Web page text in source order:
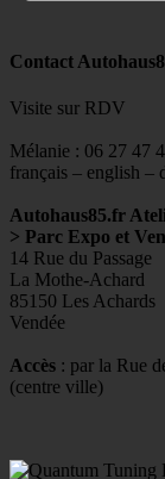
Contact
Visite sur RDV
Mélanie : 06 27 47
français – english –
Autohaus85.fr
> Parc Expo et
14 Rue du Passage
La Mothe-Achard
85150 Les Achards
Vendée
Accès : par la Rue
(centre ville)